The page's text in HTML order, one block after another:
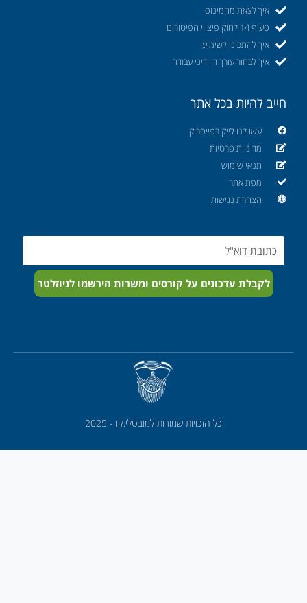
איך לצאת מהמינוס
סעיף 14 לחוק פיצויי הפיטורים
איך להתכונן לשימוע
איך לבחור עורך דין דיני עבודה
חייב להיות בכל אתר
עשו לנו לייק בפייסבוק
מדיניות פרטיות
תנאי שימוש
מפת אתר
הצהרת נגישות
Email
לקבלת עדכונים על קורסים ומשרות הירשמו לניוזלטר
כל הזכויות שמורות למובטלי.קו - 2025